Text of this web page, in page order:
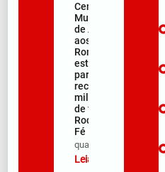
Centro
Municipal
de Apoio
aos
Romeiros
está pronto
para
receber
milhares
de fiéis na
Rodovia da
Fé
qua/08/2026
Leia mais »